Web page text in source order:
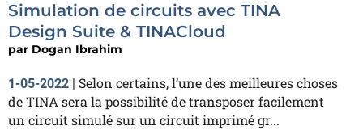
Simulation de circuits avec TINA
Design Suite & TINACloud
par Dogan Ibrahim
1-05-2022 | Selon certains, l’une des meilleures choses
de TINA sera la possibilité de transposer facilement
un circuit simulé sur un circuit imprimé gr...